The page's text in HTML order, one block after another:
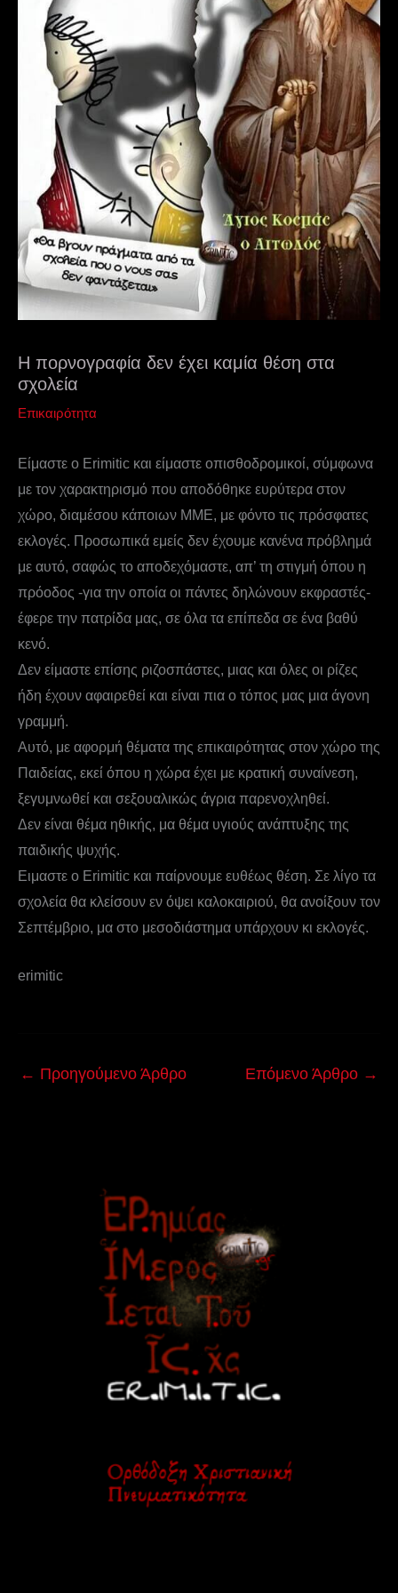
Η πορνογραφία δεν έχει καμία θέση στα
σχολεία
Επικαιρότητα
Είμαστε ο Erimitic και είμαστε οπισθοδρομικοί, σύμφωνα
με τον χαρακτηρισμό που αποδόθηκε ευρύτερα στον
χώρο, διαμέσου κάποιων ΜΜΕ, με φόντο τις πρόσφατες
εκλογές. Προσωπικά εμείς δεν έχουμε κανένα πρόβλημά
με αυτό, σαφώς το αποδεχόμαστε, απ’ τη στιγμή όπου η
πρόοδος -για την οποία οι πάντες δηλώνουν εκφραστές-
έφερε την πατρίδα μας, σε όλα τα επίπεδα σε ένα βαθύ
κενό.
Δεν είμαστε επίσης ριζοσπάστες, μιας και όλες οι ρίζες
ήδη έχουν αφαιρεθεί και είναι πια ο τόπος μας μια άγονη
γραμμή.
Αυτό, με αφορμή θέματα της επικαιρότητας στον χώρο της
Παιδείας, εκεί όπου η χώρα έχει με κρατική συναίνεση,
ξεγυμνωθεί και σεξουαλικώς άγρια παρενοχληθεί.
Δεν είναι θέμα ηθικής, μα θέμα υγιούς ανάπτυξης της
παιδικής ψυχής.
Ειμαστε ο Erimitic και παίρνουμε ευθέως θέση. Σε λίγο τα
σχολεία θα κλείσουν εν όψει καλοκαιριού, θα ανοίξουν τον
Σεπτέμβριο, μα στο μεσοδιάστημα υπάρχουν κι εκλογές.
erimitic
← Προηγούμενο Άρθρο Επόμενο Άρθρο →